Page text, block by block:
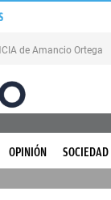
de Amancio Ortega
OPINIÓN SOCIEDAD